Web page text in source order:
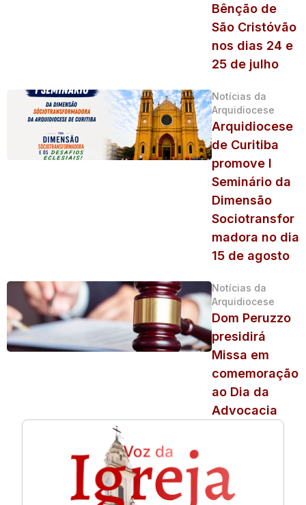
Bênção de
São Cristóvão
nos dias 24 e
25 de julho
Notícias da
Arquidiocese
Arquidiocese
de Curitiba
promove I
Seminário da
Dimensão
Sociotransfor
madora no dia
15 de agosto
Notícias da
Arquidiocese
Dom Peruzzo
presidirá
Missa em
comemoração
ao Dia da
Advocacia